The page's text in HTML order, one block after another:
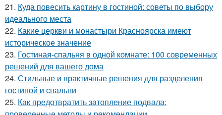
21. Куда повесить картину в гостиной: советы по выбору
идеального места
22. Какие церкви и монастыри Красноярска имеют
историческое значение
23. Гостиная-спальня в одной комнате: 100 современных
решений для вашего дома
24. Стильные и практичные решения для разделения
гостиной и спальни
25. Как предотвратить затопление подвала: